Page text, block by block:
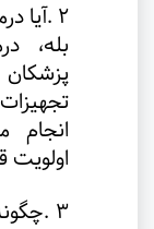
۲ .آیا
بله،
انجام
اولویت
۳ .